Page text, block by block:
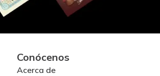
Conócenos
Acerca de